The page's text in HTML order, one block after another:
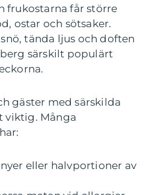
frukostarna får större
ostar och sötsaker.
tända ljus och doften
särskilt populärt
gäster med särskilda
viktig. Många
eller halvportioner av